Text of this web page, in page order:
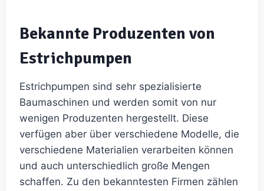
Bekannte Produzenten von
Estrichpumpen
Estrichpumpen sind sehr spezialisierte
Baumaschinen und werden somit von nur
wenigen Produzenten hergestellt. Diese
verfügen aber über verschiedene Modelle, die
verschiedene Materialien verarbeiten können
und auch unterschiedlich große Mengen
schaffen. Zu den bekanntesten Firmen zählen